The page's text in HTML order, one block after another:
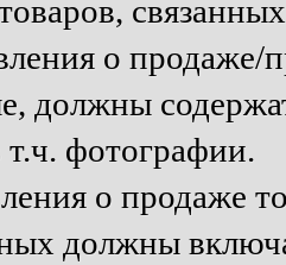
о продаже/
должны
фотографии.
о продаже
должны